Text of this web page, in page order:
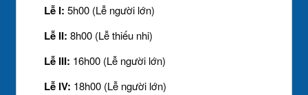
Lễ I: 5h00 (Lễ người lớn)
Lễ II: 8h00 (Lễ thiếu nhi)
Lễ III: 16h00 (Lễ người lớn)
Lễ IV: 18h00 (Lễ người lớn)